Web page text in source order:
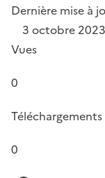
Dernière mise à
3 octobre 2023
Vues
0
Téléchargements
0